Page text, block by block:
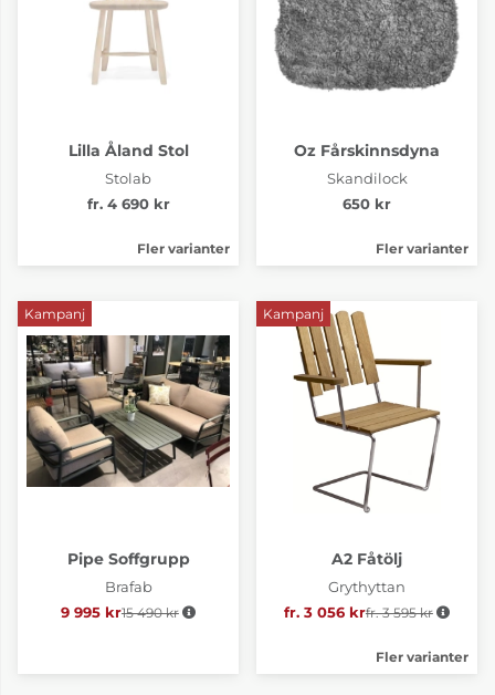
Lilla Åland Stol
Stolab
fr. 4 690 kr
Fler varianter
Oz Fårskinnsdyna
Skandilock
650 kr
Fler varianter
Kampanj
Pipe Soffgrupp
Brafab
9 995 kr Ordinarie pris:
15 490 kr
Kampanj
A2 Fåtölj
Grythyttan
fr. 3 056 krOrdinarie pris:
fr. 3 595 kr
Fler varianter